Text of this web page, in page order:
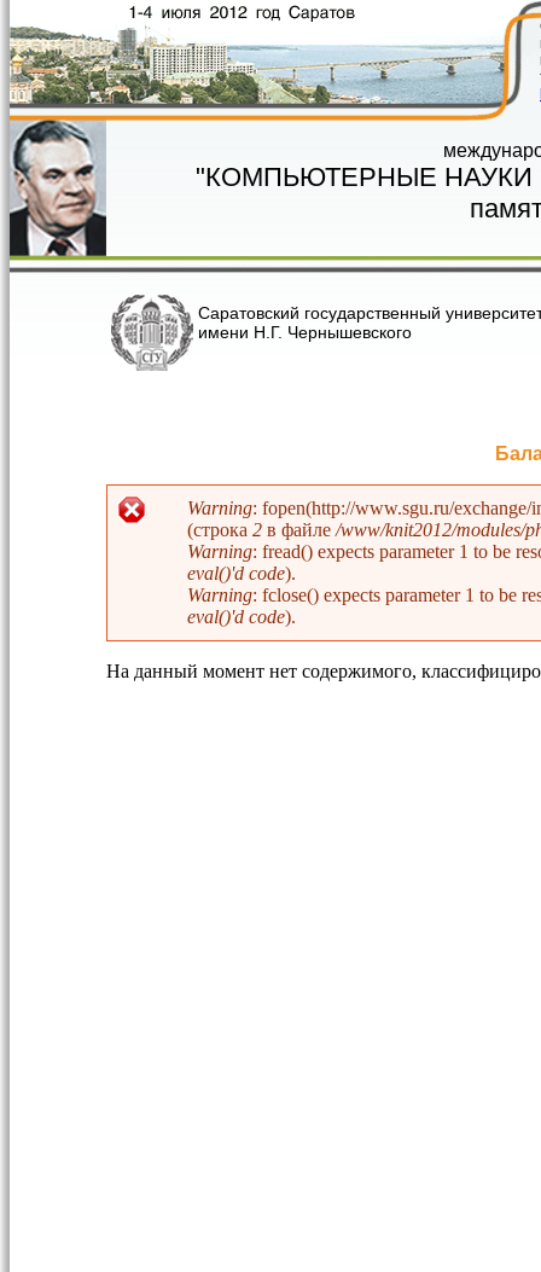
Перейти к основному содержанию
"КОМПЬЮТЕРНЫЕ
Саратовский государственный
имени Н.Г. Чернышевского
Сообщение об ошибке
Warning: fopen(http://www.sgu.ru/
(строка 2 в файле/www/knit2012/modules/
Warning: fread() expects parameter 1 to be
eval()'d code).
Warning: fclose() expects parameter 1 to be
eval()'d code).
На данный момент нет содержимого,